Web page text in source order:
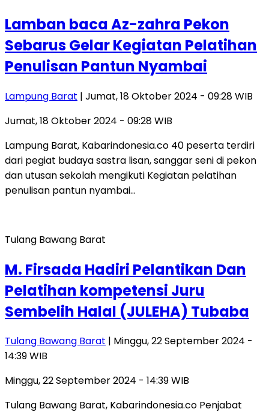
Lamban baca Az-zahra Pekon
Sebarus Gelar Kegiatan Pelatihan
Penulisan Pantun Nyambai
Lampung Barat | Jumat, 18 Oktober 2024 - 09:28 WIB
Jumat, 18 Oktober 2024 - 09:28 WIB
Lampung Barat, Kabarindonesia.co 40 peserta terdiri
dari pegiat budaya sastra lisan, sanggar seni di pekon
dan utusan sekolah mengikuti Kegiatan pelatihan
penulisan pantun nyambai…
Tulang Bawang Barat
M. Firsada Hadiri Pelantikan Dan
Pelatihan kompetensi Juru
Sembelih Halal (JULEHA) Tubaba
Tulang Bawang Barat | Minggu, 22 September 2024 -
14:39 WIB
Minggu, 22 September 2024 - 14:39 WIB
Tulang Bawang Barat, Kabarindonesia.co Penjabat